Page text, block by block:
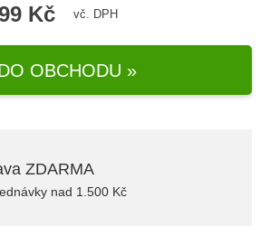
Kč vč. DPH
OBCHODU »
ZDARMA
nad 1.500 Kč